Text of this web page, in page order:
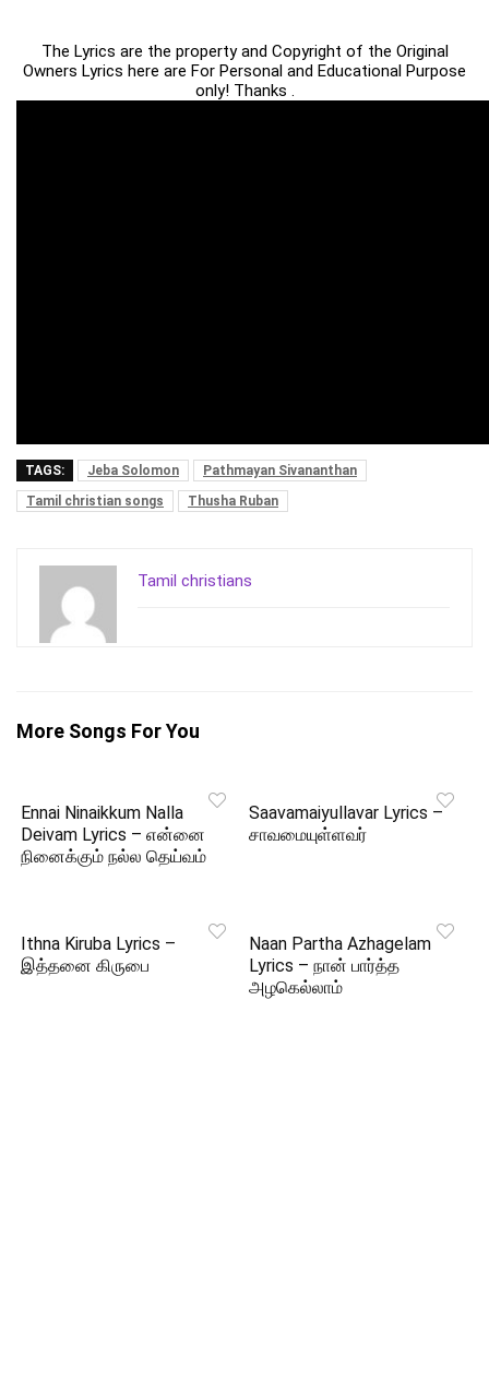
The Lyrics are the property and Copyright of the Original
Owners Lyrics here are For Personal and Educational Purpose
only! Thanks .
TAGS: Jeba Solomon
Pathmayan Sivananthan
Tamil christian songs
Thusha Ruban
Tamil christians
More Songs For You
Ennai Ninaikkum Nalla
Deivam Lyrics – என்னை
நினைக்கும் நல்ல தெய்வம்
Saavamaiyullavar Lyrics –
சாவமையுள்ளவர்
Ithna Kiruba Lyrics –
இத்தனை கிருபை
Naan Partha Azhagelam
Lyrics – நான் பார்த்த
அழகெல்லாம்